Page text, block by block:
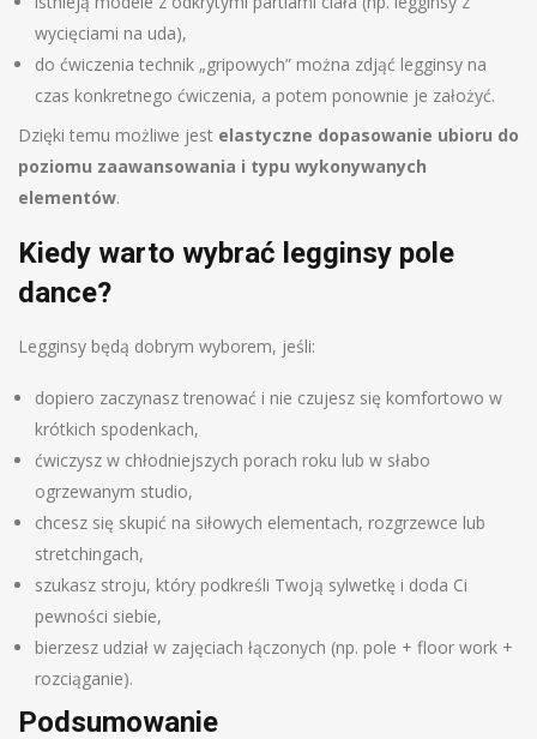
wycięciami na uda),
do ćwiczenia technik „gripowych” można zdjąć legginsy na
czas konkretnego ćwiczenia, a potem ponownie je założyć.
Dzięki temu możliwe jest elastyczne dopasowanie ubioru do
poziomu zaawansowania i typu wykonywanych
elementów.
Kiedy warto wybrać legginsy pole
dance?
Legginsy będą dobrym wyborem, jeśli:
dopiero zaczynasz trenować i nie czujesz się komfortowo w
krótkich spodenkach,
ćwiczysz w chłodniejszych porach roku lub w słabo
ogrzewanym studio,
chcesz się skupić na siłowych elementach, rozgrzewce lub
stretchingach,
szukasz stroju, który podkreśli Twoją sylwetkę i doda Ci
pewności siebie,
bierzesz udział w zajęciach łączonych (np. pole + floor work +
rozciąganie).
Podsumowanie